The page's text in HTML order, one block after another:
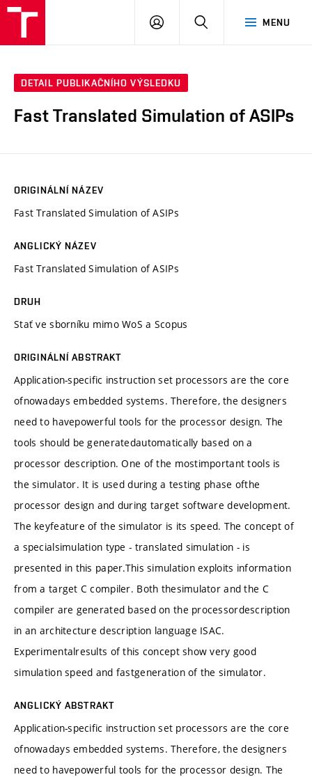
MENU
PŘIHLÁSIT
DETAIL PUBLIKAČNÍHO VÝSLEDKU
Fast Translated Simulation of ASIPs
ORIGINÁLNÍ NÁZEV
Fast Translated Simulation of ASIPs
ANGLICKÝ NÁZEV
Fast Translated Simulation of ASIPs
DRUH
Stať ve sborníku mimo WoS a Scopus
ORIGINÁLNÍ ABSTRAKT
Application-specific instruction set processors are the core
ofnowadays embedded systems. Therefore, the designers
need to havepowerful tools for the processor design. The
tools should be generatedautomatically based on a
processor description. One of the mostimportant tools is
the simulator. It is used during a testing phase ofthe
processor design and during target software development.
The keyfeature of the simulator is its speed. The concept of
a specialsimulation type - translated simulation - is
presented in this paper.This simulation exploits information
from a target C compiler. Both thesimulator and the C
compiler are generated based on the processordescription
in an architecture description language ISAC.
Experimentalresults of this concept show very good
simulation speed and fastgeneration of the simulator.
ANGLICKÝ ABSTRAKT
Application-specific instruction set processors are the core
ofnowadays embedded systems. Therefore, the designers
need to havepowerful tools for the processor design. The